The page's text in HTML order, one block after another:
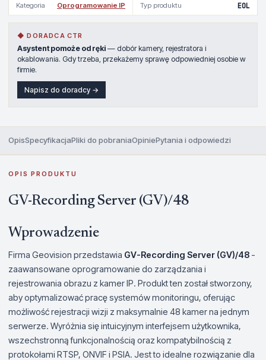
Kategoria Oprogramowanie IP Typ produktu EOL
◆ DORADCA CTR
Asystent pomoże od ręki — dobór kamery, rejestratora i
okablowania. Gdy trzeba, przekażemy sprawę odpowiedniej osobie w
firmie.
Napisz do doradcy →
OpisSpecyfikacjaPliki do pobraniaOpiniePytania i odpowiedzi
OPIS PRODUKTU
GV-Recording Server (GV)/48
Wprowadzenie
Firma Geovision przedstawia GV-Recording Server (GV)/48 -
zaawansowane oprogramowanie do zarządzania i
rejestrowania obrazu z kamer IP. Produkt ten został stworzony,
aby optymalizować pracę systemów monitoringu, oferując
możliwość rejestracji wizji z maksymalnie 48 kamer na jednym
serwerze. Wyróżnia się intuicyjnym interfejsem użytkownika,
wszechstronną funkcjonalnością oraz kompatybilnością z
protokołami RTSP, ONVIF i PSIA. Jest to idealne rozwiązanie dla